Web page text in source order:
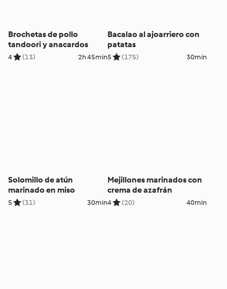
Brochetas de pollo
tandoori y anacardos
4 (13) 2h 45min
Bacalao al ajoarriero con
patatas
5 (175) 30min
Solomillo de atún
marinado en miso
5 (31) 30min
Mejillones marinados con
crema de azafrán
4 (20) 40min